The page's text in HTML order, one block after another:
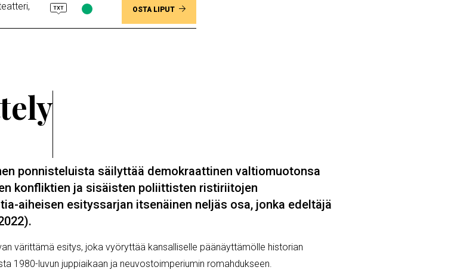
vapaana
Lippujen
saatavuus
OSTA LIPUT
ponnisteluista säilyttää demokraattinen valtiomuotonsa
konfliktien ja sisäisten poliittisten ristiriitojen
aiheisen esityssarjan itsenäinen neljäs osa, jonka edeltäjä
värittämä esitys, joka vyöryttää kansalliselle päänäyttämölle historian
1980-luvun juppiaikaan ja neuvostoimperiumin romahdukseen.